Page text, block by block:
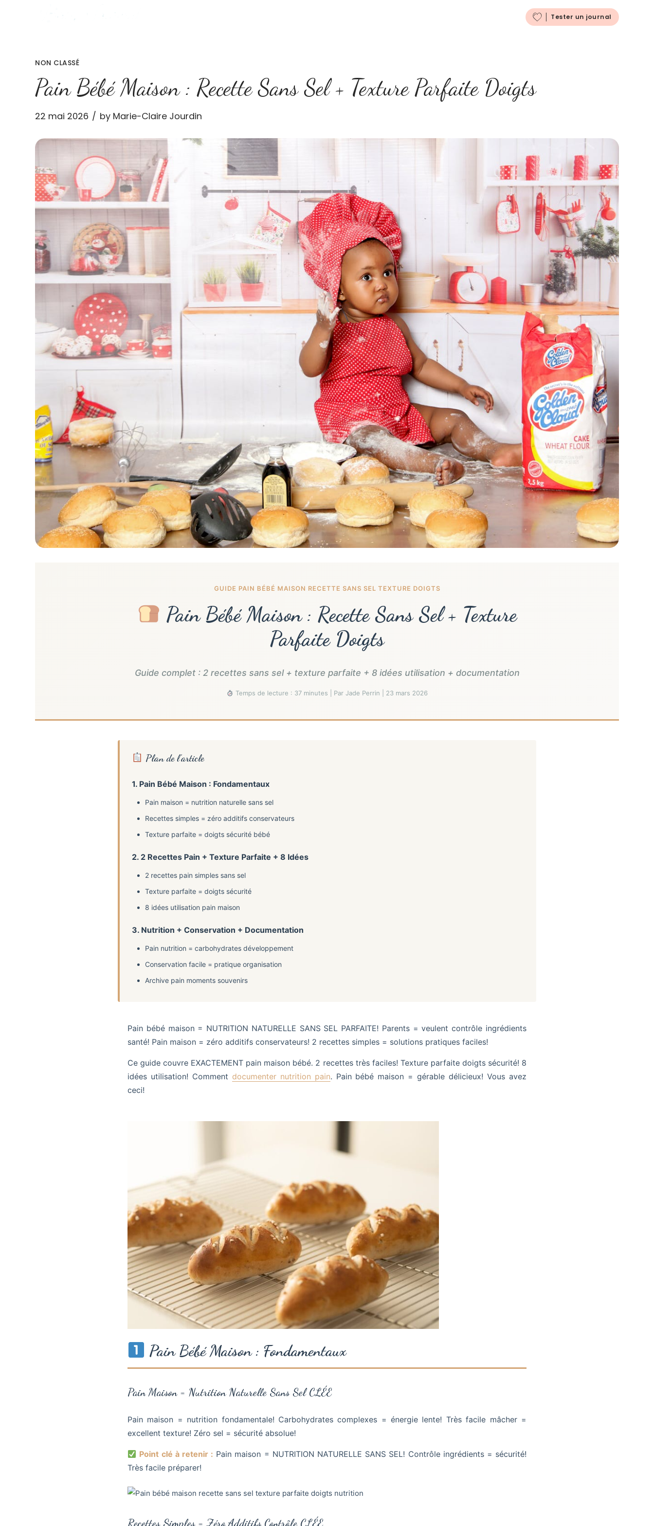
Tester un journal
NON CLASSÉ
Pain Bébé Maison : Recette Sans Sel + Texture Parfaite Doigts
22 mai 2026 by Marie-Claire Jourdin
GUIDE PAIN BÉBÉ MAISON RECETTE SANS SEL TEXTURE DOIGTS
Pain Bébé Maison : Recette Sans Sel + Texture
Parfaite Doigts
Guide complet : 2 recettes sans sel + texture parfaite + 8 idées utilisation + documentation
Temps de lecture : 37 minutes | Par Jade Perrin | 23 mars 2026
Plan de l’article
1. Pain Bébé Maison : Fondamentaux
Pain maison = nutrition naturelle sans sel
Recettes simples = zéro additifs conservateurs
Texture parfaite = doigts sécurité bébé
2. 2 Recettes Pain + Texture Parfaite + 8 Idées
2 recettes pain simples sans sel
Texture parfaite = doigts sécurité
8 idées utilisation pain maison
3. Nutrition + Conservation + Documentation
Pain nutrition = carbohydrates développement
Conservation facile = pratique organisation
Archive pain moments souvenirs
Pain bébé maison = NUTRITION NATURELLE SANS SEL PARFAITE! Parents = veulent contrôle ingrédients
santé! Pain maison = zéro additifs conservateurs! 2 recettes simples = solutions pratiques faciles!
Ce guide couvre EXACTEMENT pain maison bébé. 2 recettes très faciles! Texture parfaite doigts sécurité! 8
idées utilisation! Comment documenter nutrition pain. Pain bébé maison = gérable délicieux! Vous avez
ceci!
Pain Bébé Maison : Fondamentaux
Pain Maison = Nutrition Naturelle Sans Sel CLÉE
Pain maison = nutrition fondamentale! Carbohydrates complexes = énergie lente! Très facile mâcher =
excellent texture! Zéro sel = sécurité absolue!
Point clé à retenir : Pain maison = NUTRITION NATURELLE SANS SEL! Contrôle ingrédients = sécurité!
Très facile préparer!
Recettes Simples = Zéro Additifs Contrôle CLÉE